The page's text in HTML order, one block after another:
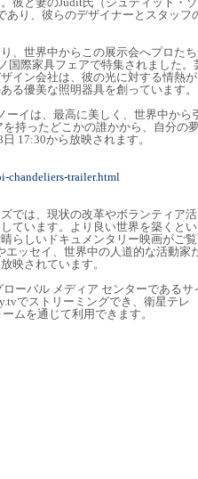
あり、彼らのデザイナーとスタッフ
、世界中からこの展示会へプロた
国際家具フェアで特集されました。
イン会社は、彼の光に対する情熱
る優美な照明器具を創っています。
イは、最高に美しく、世界中から引
持ったどこかの誰かから、自分の
17:30から放映されます。
chandeliers-trailer.html
では、現状の改革やボランティア活
ています。より良い世界を築くとい
らしいドキュメンタリー映画がご
エッセイ、世界中の人道的な活動家
映されています。
ーバル メディア センターであるサ
でストリーミングでき、衛星テレ
ムを通じて利用できます。